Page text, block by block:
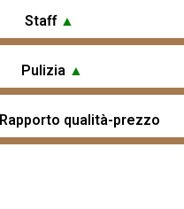
Staff ▲
Pulizia ▲
Rapporto qualità-prezzo